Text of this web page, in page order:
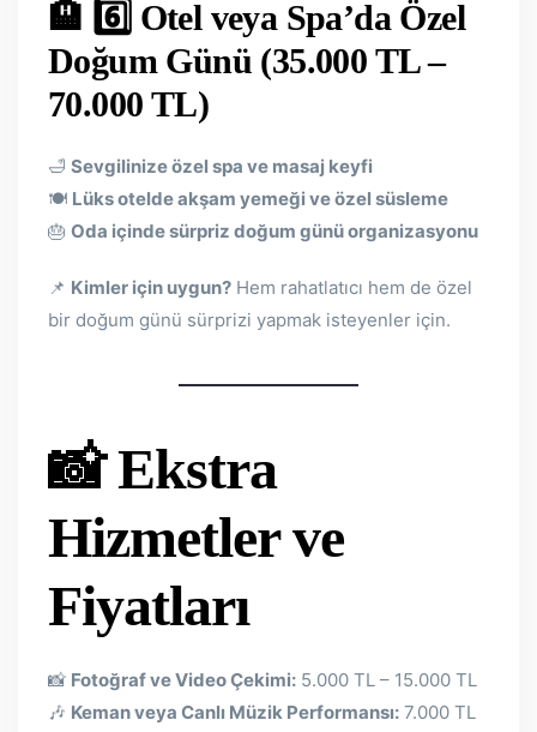
🏨 6️⃣ Otel veya Spa’da Özel
Doğum Günü (35.000 TL –
70.000 TL)
🛁 Sevgilinize özel spa ve masaj keyfi
🍽 Lüks otelde akşam yemeği ve özel süsleme
🎂 Oda içinde sürpriz doğum günü organizasyonu
📌 Kimler için uygun? Hem rahatlatıcı hem de özel
bir doğum günü sürprizi yapmak isteyenler için.
📸 Ekstra
Hizmetler ve
Fiyatları
📸 Fotoğraf ve Video Çekimi: 5.000 TL – 15.000 TL
🎶 Keman veya Canlı Müzik Performansı: 7.000 TL